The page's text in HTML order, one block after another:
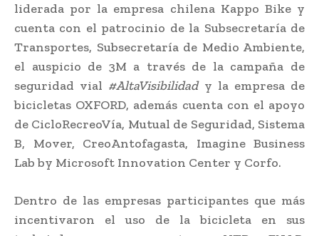
liderada por la empresa chilena Kappo Bike y
cuenta con el patrocinio de la Subsecretaría de
Transportes, Subsecretaría de Medio Ambiente,
el auspicio de 3M a través de la campaña de
seguridad vial #AltaVisibilidady la empresa de
bicicletas OXFORD, además cuenta con el apoyo
de CicloRecreoVía, Mutual de Seguridad, Sistema
B, Mover, CreoAntofagasta, Imagine Business
Lab by Microsoft Innovation Center y Corfo.
Dentro de las empresas participantes que más
incentivaron el uso de la bicicleta en sus